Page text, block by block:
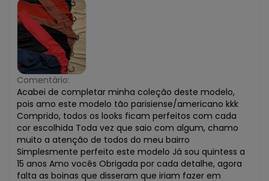
Comentário:
Acabei de completar minha coleção deste modelo,
pois amo este modelo tão parisiense/americano kkk
Comprido, todos os looks ficam perfeitos com cada
cor escolhida Toda vez que saio com algum, chamo
muito a atenção de todos do meu bairro
Simplesmente perfeito este modelo Já sou quintess a
15 anos Amo vocês Obrigada por cada detalhe, agora
falta as boinas que disseram que iriam fazer em